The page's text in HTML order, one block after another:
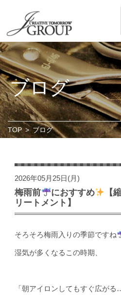
ブログ
TOP > ブログ
2026年05月25日(月)
梅雨前 におすすめ
【
リートメント】
そろそろ梅雨入りの季節ですね
湿気が多くなるこの時期、
「朝アイロンしてもすぐ広がる